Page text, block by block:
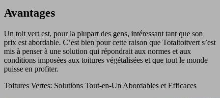
Avantages
Un toit vert est, pour la plupart des gens, intéressant tant que son
prix est abordable. C’est bien pour cette raison que Totaltoitvert s’est
mis à penser à une solution qui répondrait aux normes et aux
conditions imposées aux toitures végétalisées et que tout le monde
puisse en profiter.
Toitures Vertes: Solutions Tout-en-Un Abordables et Efficaces